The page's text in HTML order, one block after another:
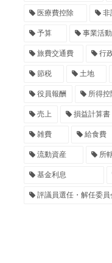
医療費控除 非
予算 事業活
旅費交通費 行
節税 土地
役員報酬 所得控
売上 損益計算書
雑費 給食費
流動資産 所
基金利息
評議員選任・解任委員